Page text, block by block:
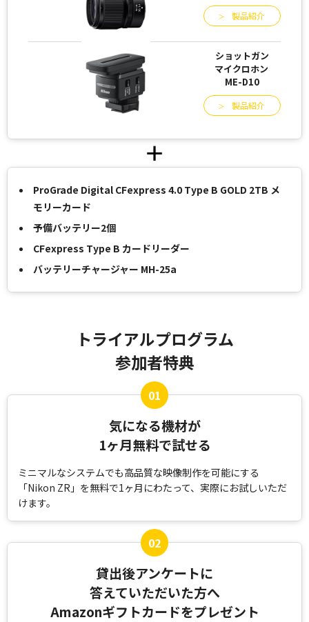
製品紹介
ショットガン
マイクロホン
ME-D10
製品紹介
ProGrade Digital CFexpress 4.0 Type B GOLD 2TB メ
モリーカード
予備バッテリー2個
CFexpress Type B カードリーダー
バッテリーチャージャー MH-25a
トライアルプログラム
参加者特典
気になる機材が
1ヶ月無料で試せる
ミニマルなシステムでも高品質な映像制作を可能にする
「Nikon ZR」を無料で1ヶ月にわたって、実際にお試しいただ
けます。
貸出後アンケートに
答えていただいた方へ
Amazonギフトカードをプレゼント